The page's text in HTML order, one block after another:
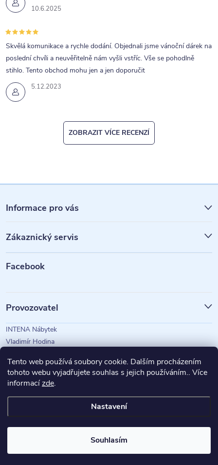
Tento web používá soubory cookie. Dalším procházením
tohoto webu vyjadřujete souhlas s jejich používáním.. Více
informacízde.
Nastavení
Souhlasím
10.6.2025
5.12.2023
Skvělá komunikace a rychle dodání. Objednali jsme vánoční dárek na
poslední chvíli a neuvěřitelně nám vyšli vstříc. Vše se pohodlně
stihlo. Tento obchod mohu jen a jen doporučit
ZOBRAZIT VÍCE RECENZÍ
á
p
a
Informace pro vás
Zákaznický servis
Facebook
Provozovatel
INTENA Nábytek
Vladimír Hodina
Copyright 2026INTENA Nábytek. Všechna práva vyhrazena.